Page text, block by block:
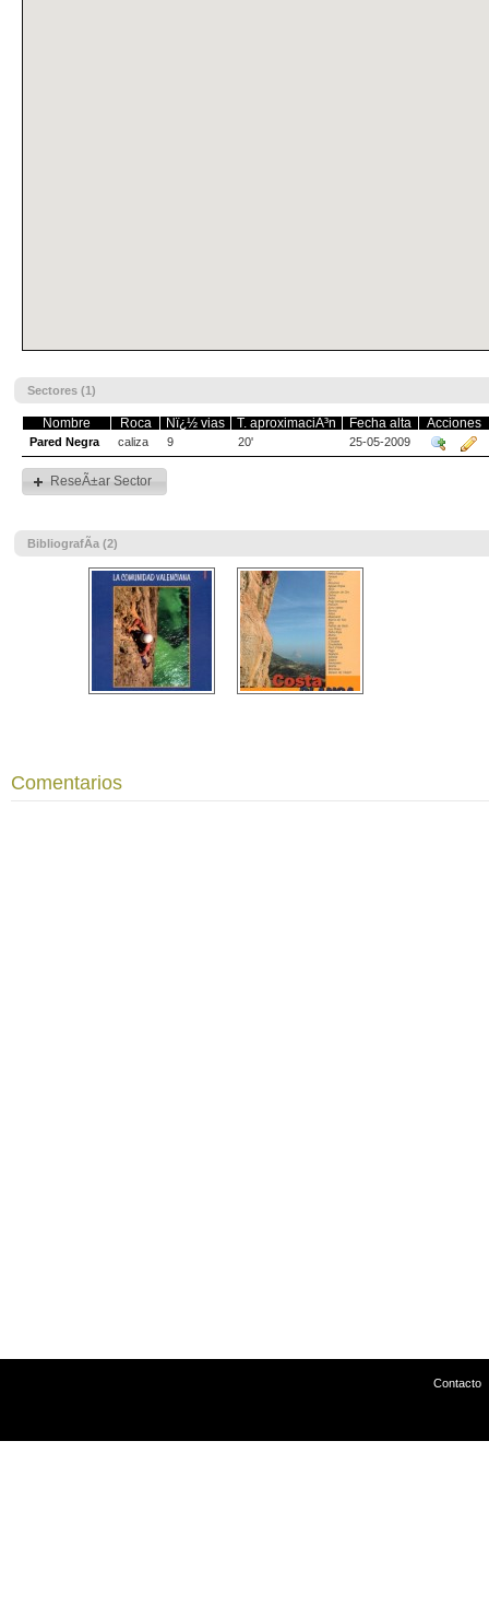
Sectores (1)
Nombre Roca Nï¿½ vias T. aproximaciÃ³n Fecha alta
Acciones
Pared Negra
caliza 9 20' 25-05-2009
ReseÃ±ar Sector
BibliografÃ­a (2)
Comentarios
Contacto